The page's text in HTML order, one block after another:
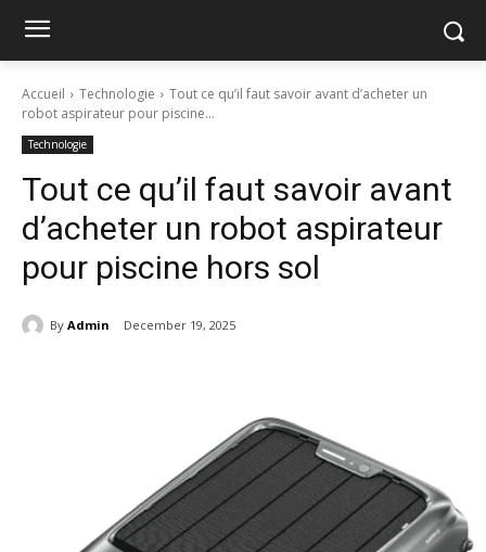
Accueil Technologie
Tout ce qu’il faut savoir avant d’acheter un
robot aspirateur pour piscine...
Technologie
Tout ce qu’il faut savoir avant
d’acheter un robot aspirateur
pour piscine hors sol
By Admin December 19, 2025